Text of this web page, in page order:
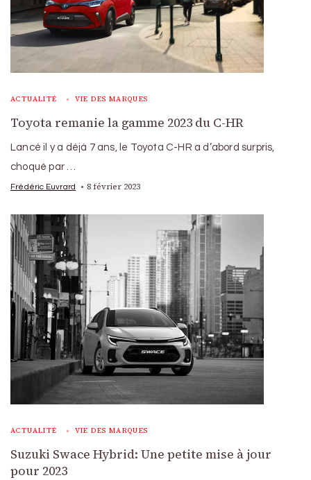
ACTUALITÉ VIE DES MARQUES
Toyota remanie la gamme 2023 du C-HR
Lancé il y a déjà 7 ans, le Toyota C-HR a d’abord surpris,
choqué par …
Frédéric Euvrard 8 février 2023
ACTUALITÉ VIE DES MARQUES
Suzuki Swace Hybrid: Une petite mise à jour
pour 2023